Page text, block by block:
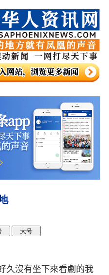
大号
久沒有坐下來看劇的我